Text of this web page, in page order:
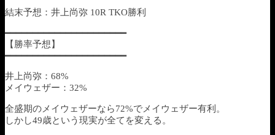
結末予想：井上尚弥 10R TKO勝利
━━━━━━━━━━━━━━━━━━━━━━
【勝率予想】
━━━━━━━━━━━━━━━━━━━━━━
井上尚弥：68%
メイウェザー：32%
全盛期のメイウェザーなら72%でメイウェザー有利。
しかし49歳という現実が全てを変える。